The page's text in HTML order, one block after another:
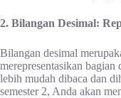
2. Bilangan Desimal:
Bilangan desimal
merepresentasikan bagian
lebih mudah dibaca dan
semester 2, Anda akan